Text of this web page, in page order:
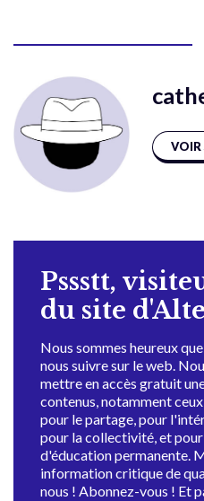
VOIR
Pssstt,
du site
Nous sommes heureux
nous suivre sur le web.
mettre en accès gratuit
contenus, notamment
pour le partage, pour
pour la collectivité, et
d'éducation permanente.
information critique de
nous ! Abonnez-vous ! Et